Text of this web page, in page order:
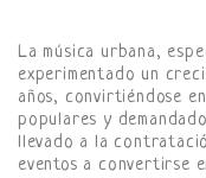
La música urbana,
experimentado un
años, convirtiéndose
populares y
llevado a la
eventos a convertirse